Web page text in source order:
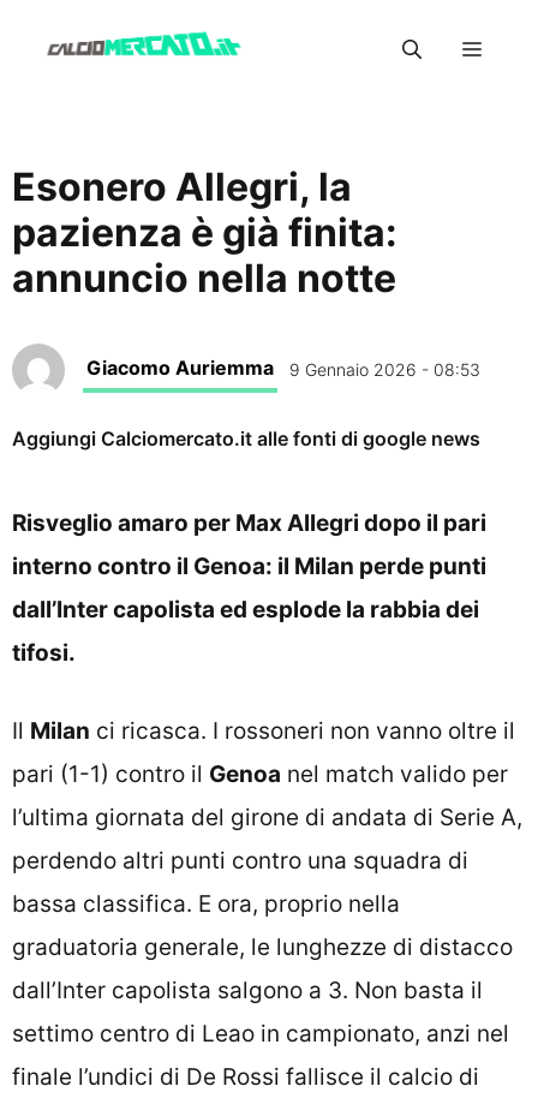
Menu
Esonero Allegri, la
pazienza è già finita:
annuncio nella notte
Giacomo Auriemma 9 Gennaio 2026 - 08:53
Aggiungi Calciomercato.it alle fonti di google news
Risveglio amaro per Max Allegri dopo il pari
interno contro il Genoa: il Milan perde punti
dall’Inter capolista ed esplode la rabbia dei
tifosi.
Il Milan ci ricasca. I rossoneri non vanno oltre il
pari (1-1) contro il Genoa nel match valido per
l’ultima giornata del girone di andata di Serie A,
perdendo altri punti contro una squadra di
bassa classifica. E ora, proprio nella
graduatoria generale, le lunghezze di distacco
dall’Inter capolista salgono a 3. Non basta il
settimo centro di Leao in campionato, anzi nel
finale l’undici di De Rossi fallisce il calcio di